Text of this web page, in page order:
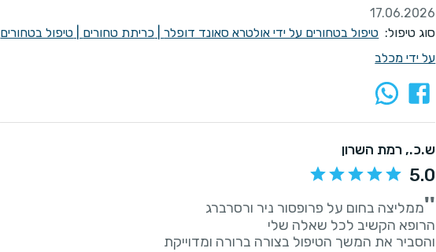
17.06.2026
סוג טיפול: טיפול בטחורים על ידי אולטרא סאונד דופלר| כריתת טחורים
טיפול בטחורים
על ידי מכלב
ש.כ., רמת השרון
5.0
''
והסביר את המשך הטיפול בצורה ברורה ומדוייקת